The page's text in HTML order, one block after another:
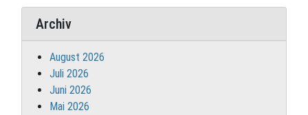
Archiv
August 2026
Juli 2026
Juni 2026
Mai 2026